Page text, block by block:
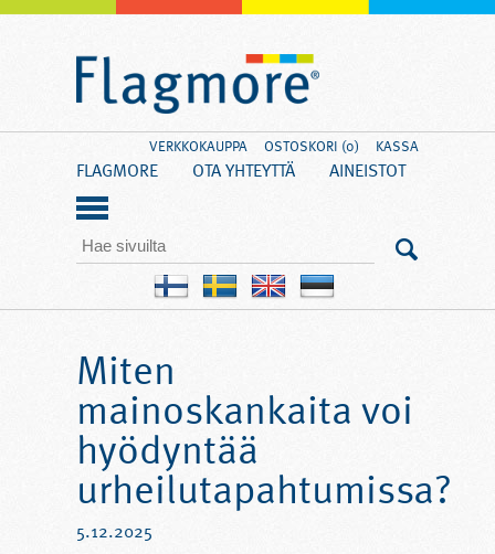
FLAGMORE OTA YHTEYTTÄ AINEISTOT
VERKKOKAUPPA OSTOSKORI (0) KASSA
Miten
mainoskankaita voi
hyödyntää
urheilutapahtumissa?
5.12.2025